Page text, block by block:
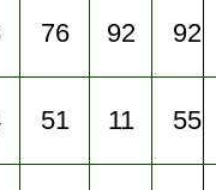
76 92 92
51 11 55